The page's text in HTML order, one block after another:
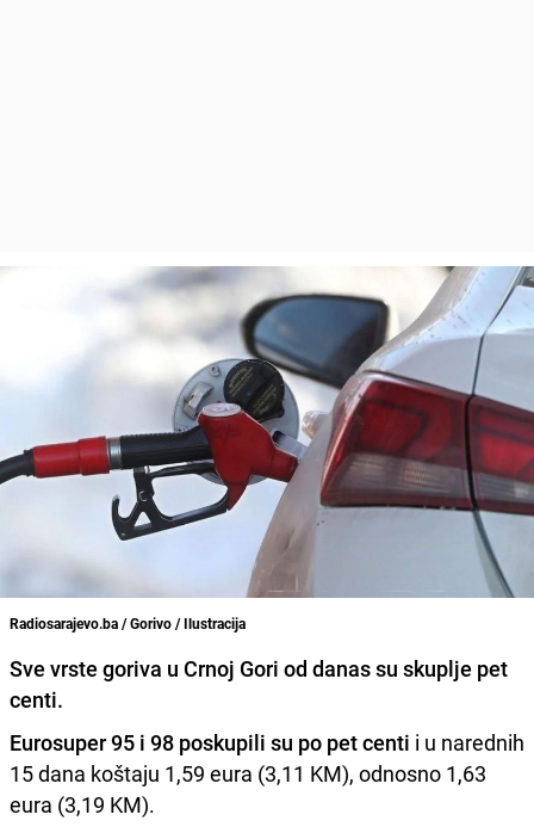
Radiosarajevo.ba / Gorivo / Ilustracija
Sve vrste goriva u Crnoj Gori od danas su skuplje pet
centi.
Eurosuper 95 i 98 poskupili su po pet centi i u narednih
15 dana koštaju 1,59 eura (3,11 KM), odnosno 1,63
eura (3,19 KM).